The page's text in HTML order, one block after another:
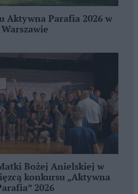
Aktywna Parafia 2026 w
Warszawie
Bożej Anielskiej w
konkursu „Aktywna
2026